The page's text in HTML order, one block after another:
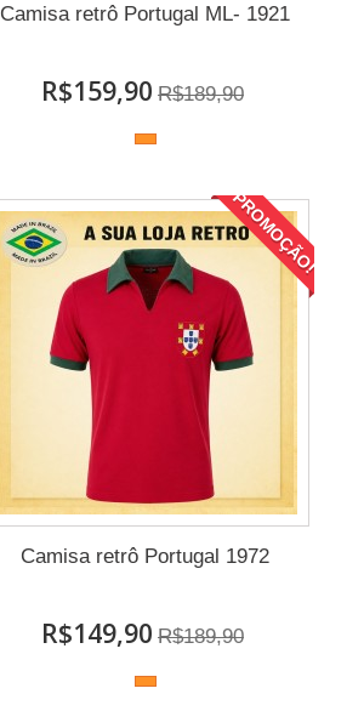
Camisa retrô Portugal ML- 1921
R$159,90 R$189,90
PROMOÇÃO!
Camisa retrô Portugal 1972
R$149,90 R$189,90